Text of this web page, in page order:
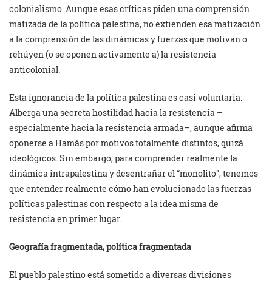
colonialismo. Aunque esas críticas piden una comprensión
matizada de la política palestina, no extienden esa matización
a la comprensión de las dinámicas y fuerzas que motivan o
rehúyen (o se oponen activamente a) la resistencia
anticolonial.
Esta ignorancia de la política palestina es casi voluntaria.
Alberga una secreta hostilidad hacia la resistencia –
especialmente hacia la resistencia armada–, aunque afirma
oponerse a Hamás por motivos totalmente distintos, quizá
ideológicos. Sin embargo, para comprender realmente la
dinámica intrapalestina y desentrañar el “monolito”, tenemos
que entender realmente cómo han evolucionado las fuerzas
políticas palestinas con respecto a la idea misma de
resistencia en primer lugar.
Geografía fragmentada, política fragmentada
El pueblo palestino está sometido a diversas divisiones